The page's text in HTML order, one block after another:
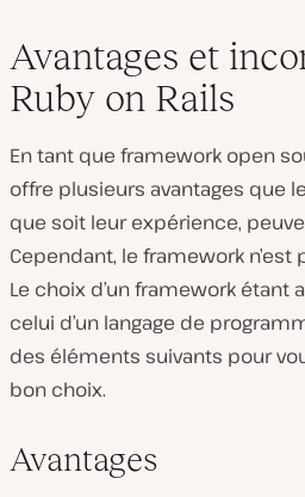
Avantages et
Ruby on Rails
En tant que framework open
offre plusieurs avantages que
que soit leur expérience,
Cependant, le framework
Le choix d’un framework étant
celui d’un langage de
des éléments suivants pour
bon choix.
Avantages